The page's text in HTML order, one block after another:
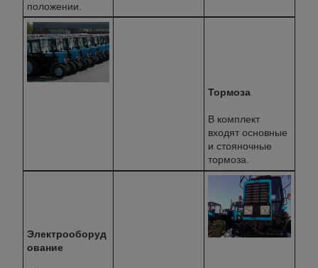
положении.
Тормоза
В комплект
входят основные
и стояночные
тормоза.
Электрооборуд
ование